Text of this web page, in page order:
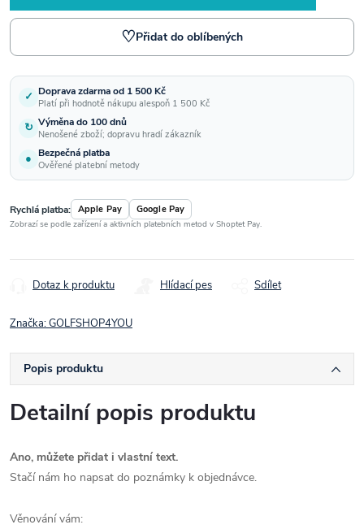
♡Přidat do oblíbených
✓ Doprava zdarma od 1 500 Kč
Platí při hodnotě nákupu alespoň 1 500 Kč
↻ Výměna do 100 dnů
Nenošené zboží; dopravu hradí zákazník
● Bezpečná platba
Ověřené platební metody
Rychlá platba: Apple Pay Google Pay
Zobrazí se podle zařízení a aktivních platebních metod v Shoptet Pay.
Dotaz k produktu Hlídací pes Sdílet
Značka:GOLFSHOP4YOU
Popis produktu
Detailní popis produktu
Ano, můžete přidat i vlastní text.
Stačí nám ho napsat do poznámky k objednávce.
Věnování vám: